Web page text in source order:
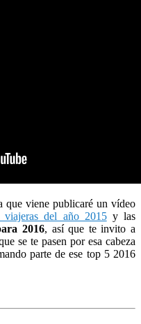
que viene publicaré un vídeo
viajeras del año 2015y las
2016, así que te invito a
se te pasen por esa cabeza
parte de ese top 5 2016